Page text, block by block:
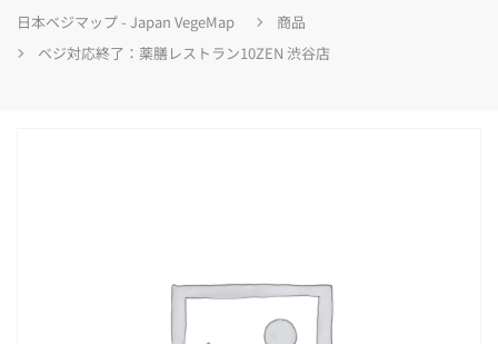
日本ベジマップ - Japan VegeMap
商品
ベジ対応終了：薬膳レストラン10ZEN 渋谷店